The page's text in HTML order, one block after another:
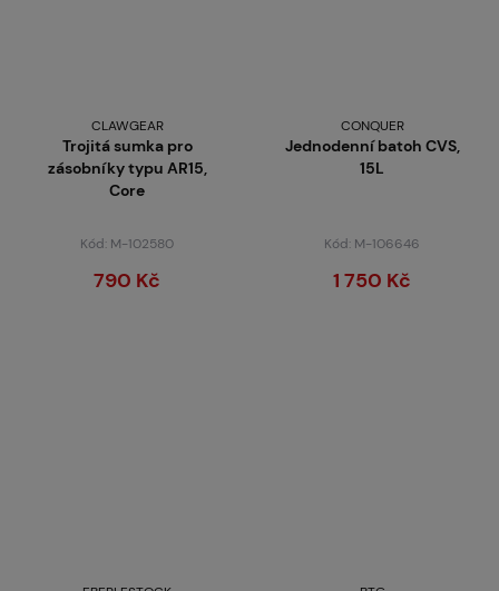
CLAWGEAR
Trojitá sumka pro
zásobníky typu AR15,
Core
Kód: M-102580
790 Kč
CONQUER
Jednodenní batoh CVS,
15L
Kód: M-106646
1 750 Kč